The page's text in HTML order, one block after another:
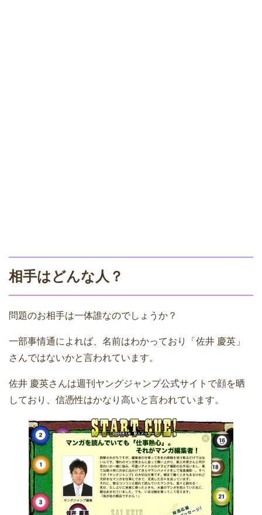
相手はどんな人？
問題のお相手は一体誰なのでしょうか？
一部事情通によれば、名前はわかっており「佐井 慶英」
さんではないかと言われています。
佐井 慶英さんは週刊ヤングジャンプ公式サイトで顔を晒
しており、信憑性はかなり高いと言われています。